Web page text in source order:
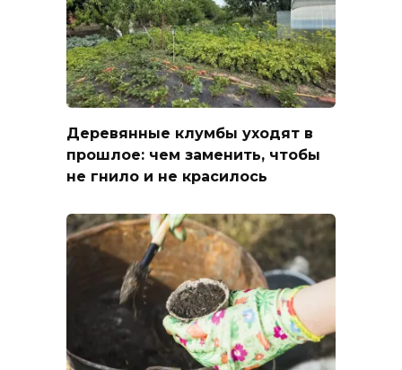
Деревянные клумбы уходят в
прошлое: чем заменить, чтобы
не гнило и не красилось